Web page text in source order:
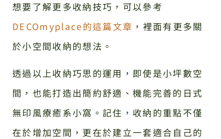
想要了解更多收納技巧，可以參考
DECOmyplace的這篇文章 ，裡面有更多關
於小空間收納的想法。
透過以上收納巧思的運用，即使是小坪數空
間，也能打造出簡約舒適、機能完善的日式
無印風療癒系小窩。記住，收納的重點不僅
在於增加空間，更在於建立一套適合自己的